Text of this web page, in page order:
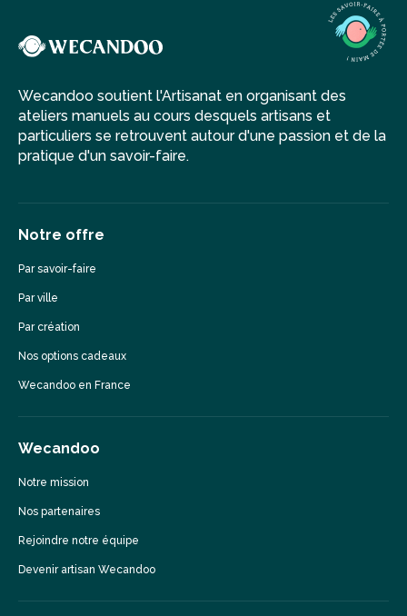
Wecandoo soutient l'Artisanat en organisant des
ateliers manuels au cours desquels artisans et
particuliers se retrouvent autour d'une passion et de la
pratique d'un savoir-faire.
Notre offre
Par savoir-faire
Par ville
Par création
Nos options cadeaux
Wecandoo en France
Wecandoo
Notre mission
Nos partenaires
Rejoindre notre équipe
Devenir artisan Wecandoo